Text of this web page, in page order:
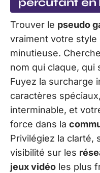
percutant en
Trouver le pseudo
vraiment votre style
minutieuse.
nom qui claque, qui
Fuyez la surcharge
caractères
interminable, et
force dans la
Privilégiez la clarté,
visibilité sur les
jeux vidéo les plus